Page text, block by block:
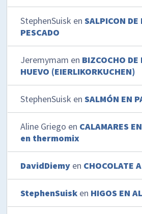
StephenSuisk enSALPICON DE
PESCADO
Jeremymam en BIZCOCHO DE
HUEVO (EIERLIKORKUCHEN)
StephenSuisk enSALMÓN EN
Aline Griego en CALAMARES
en thermomix
DavidDiemy en CHOCOLATE
StephenSuisk en HIGOS EN